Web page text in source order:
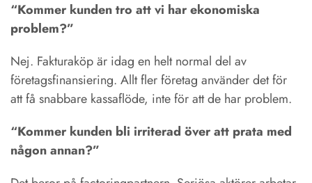
“Kommer kunden tro att vi har ekonomiska
problem?”
Nej. Fakturaköp är idag en helt normal del av
företagsfinansiering. Allt fler företag använder det för
att få snabbare kassaflöde, inte för att de har problem.
“Kommer kunden bli irriterad över att prata med
någon annan?”